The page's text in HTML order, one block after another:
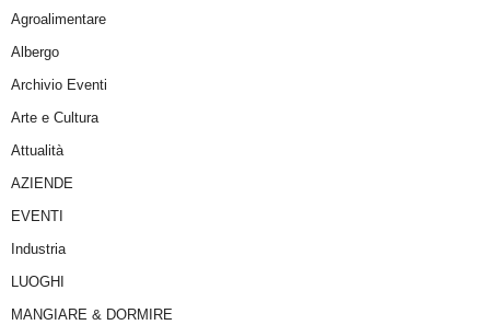
Agroalimentare
Albergo
Archivio Eventi
Arte e Cultura
Attualità
AZIENDE
EVENTI
Industria
LUOGHI
MANGIARE & DORMIRE